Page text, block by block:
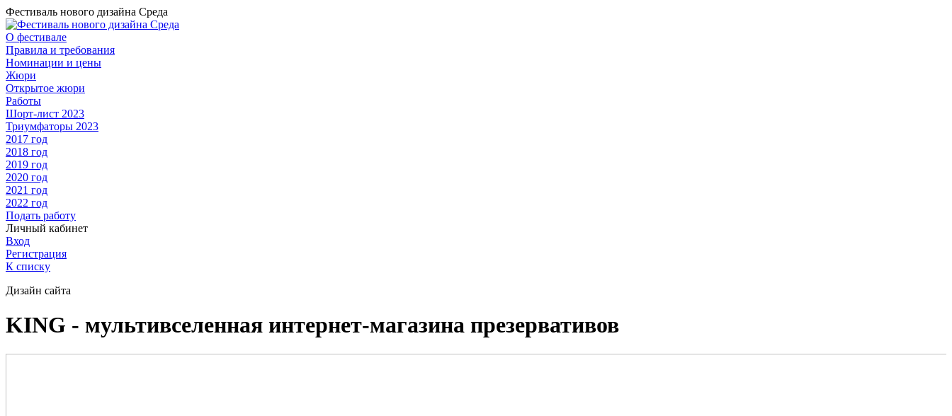
Фестиваль нового дизайна Среда
О фестивале
Правила и требования
Номинации и цены
Жюри
Открытое жюри
Работы
Шорт-лист 2023
Триумфаторы 2023
2017 год
2018 год
2019 год
2020 год
2021 год
2022 год
Подать работу
Личный кабинет
Вход
Регистрация
К списку
Дизайн сайта
KING - мультивселенная интернет-магазина презервативов